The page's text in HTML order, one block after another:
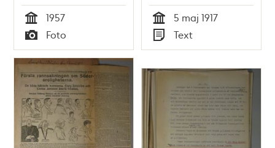
Tid
1957
Typ
Foto Tid
5 maj 1917
Typ
Text